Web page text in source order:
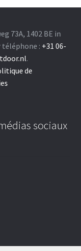
73A, 1402 BE in
téléphone : +31 06-
.
de
sociaux